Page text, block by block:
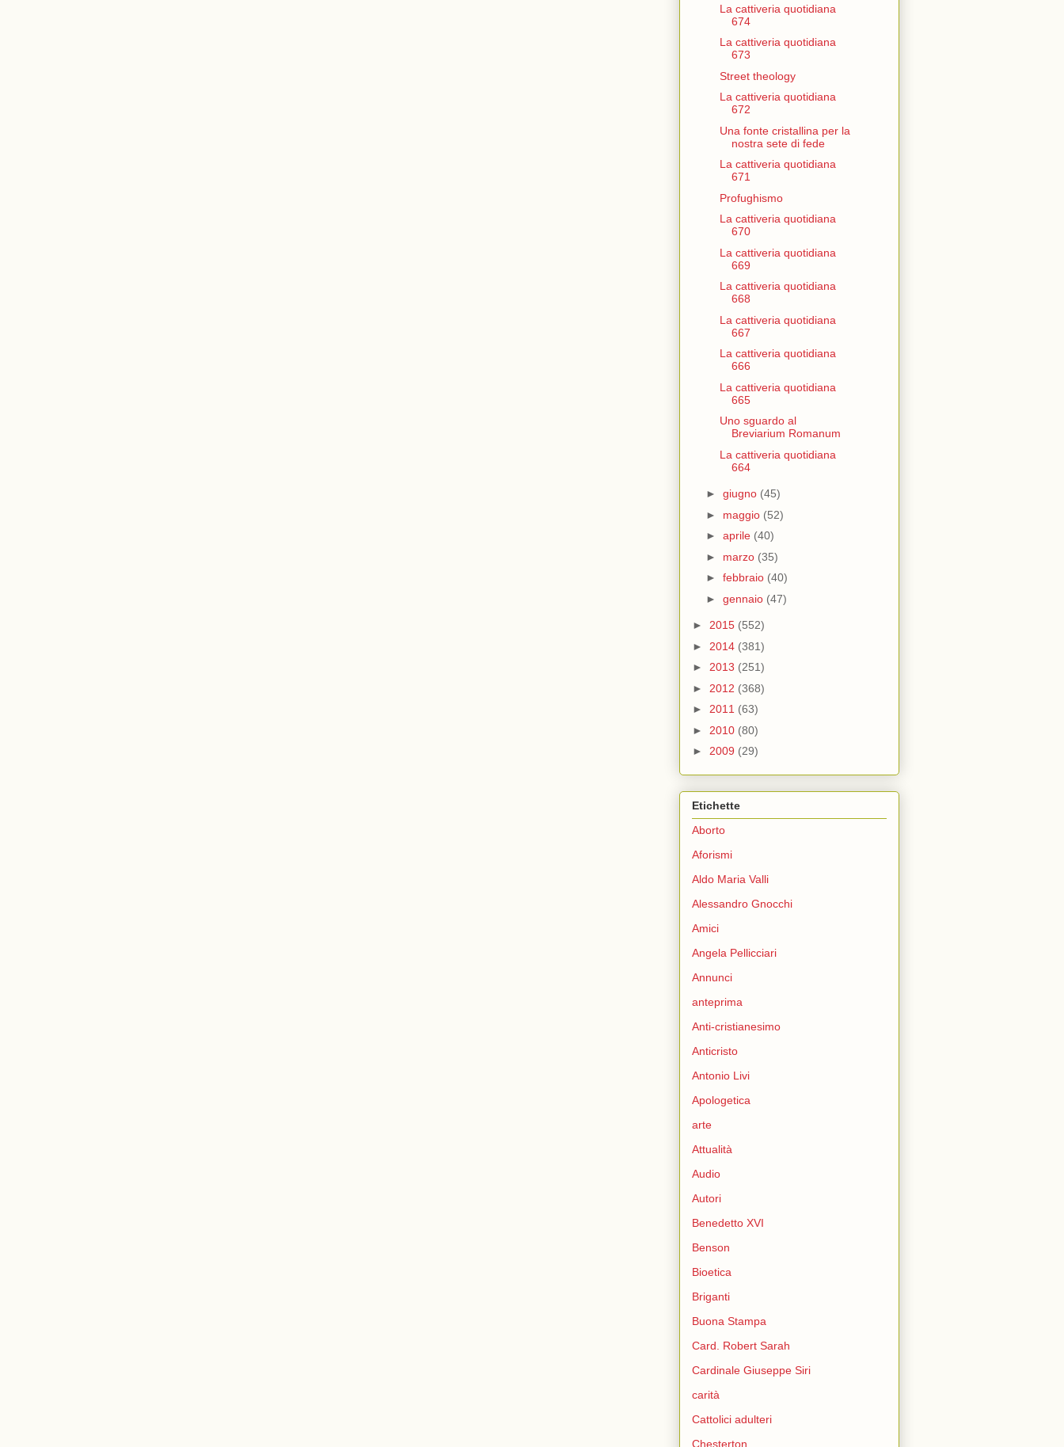
La cattiveria quotidiana
674
La cattiveria quotidiana
673
Street theology
La cattiveria quotidiana
672
Una fonte cristallina per la
nostra sete di fede
La cattiveria quotidiana
671
Profughismo
La cattiveria quotidiana
670
La cattiveria quotidiana
669
La cattiveria quotidiana
668
La cattiveria quotidiana
667
La cattiveria quotidiana
666
La cattiveria quotidiana
665
Uno sguardo al
Breviarium Romanum
La cattiveria quotidiana
664
► giugno (45)
► maggio (52)
► aprile (40)
► marzo (35)
► febbraio (40)
► gennaio (47)
► 2015 (552)
► 2014 (381)
► 2013 (251)
► 2012 (368)
► 2011 (63)
► 2010 (80)
► 2009 (29)
Etichette
Aborto
Aforismi
Aldo Maria Valli
Alessandro Gnocchi
Amici
Angela Pellicciari
Annunci
anteprima
Anti-cristianesimo
Anticristo
Antonio Livi
Apologetica
arte
Attualità
Audio
Autori
Benedetto XVI
Benson
Bioetica
Briganti
Buona Stampa
Card. Robert Sarah
Cardinale Giuseppe Siri
carità
Cattolici adulteri
Chesterton